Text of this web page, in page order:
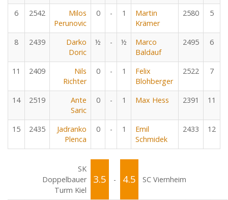
6 2542
Milos
Perunovic
0 - 1
Martin
Krämer
2580 5
8 2439
Darko
Doric
½ - ½
Marco
Baldauf
2495 6
11 2409
Nils
Richter
0 - 1
Felix
Blohberger
2522 7
14 2519
Ante
Saric
0 - 1 Max Hess 2391 11
15 2435
Jadranko
Plenca
0 - 1
Emil
Schmidek
2433 12
SK
Doppelbauer
Turm Kiel
3.5 - 4.5 SC Viernheim